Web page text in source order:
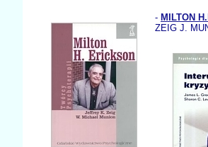
- MILTON
ZEIG J.